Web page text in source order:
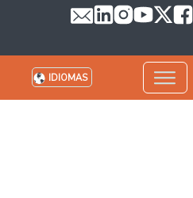
IDIOMAS